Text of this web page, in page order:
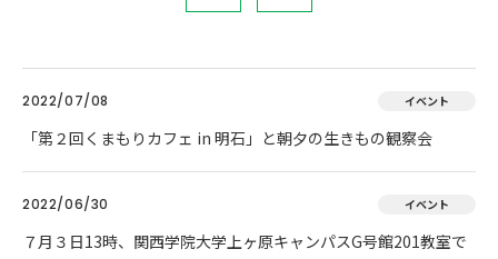
2022/07/08 イベント
「第２回くまもりカフェ in 明石」と朝夕の生きもの観察会
2022/06/30 イベント
７月３日13時、関西学院大学上ヶ原キャンパスG号館201教室で